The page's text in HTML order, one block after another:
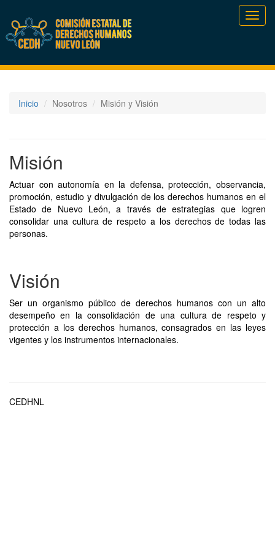
Inicio Nosotros Misión y Visión
Misión
Actuar con autonomía en la defensa, protección, observancia,
promoción, estudio y divulgación de los derechos humanos en el
Estado de Nuevo León, a través de estrategias que logren
consolidar una cultura de respeto a los derechos de todas las
personas.
Visión
Ser un organismo público de derechos humanos con un alto
desempeño en la consolidación de una cultura de respeto y
protección a los derechos humanos, consagrados en las leyes
vigentes y los instrumentos internacionales.
CEDHNL